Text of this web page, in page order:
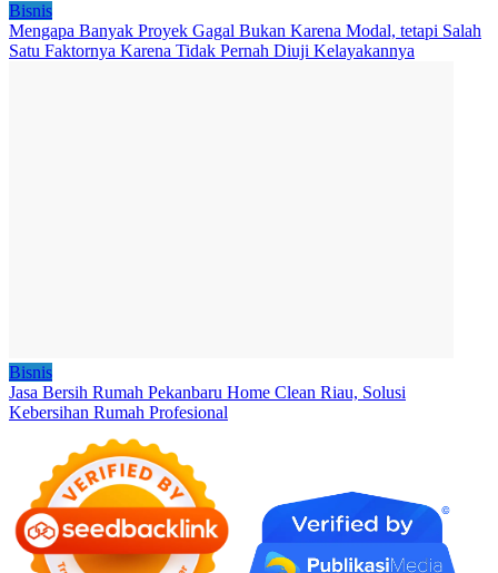
Bisnis
Mengapa Banyak Proyek Gagal Bukan Karena Modal, tetapi Salah
Satu Faktornya Karena Tidak Pernah Diuji Kelayakannya
Bisnis
Jasa Bersih Rumah Pekanbaru Home Clean Riau, Solusi
Kebersihan Rumah Profesional